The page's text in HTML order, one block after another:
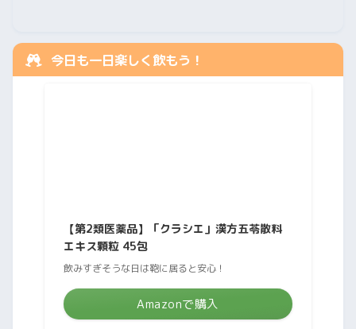
今日も一日楽しく飲もう！
【第2類医薬品】「クラシエ」漢方五苓散料
エキス顆粒 45包
飲みすぎそうな日は鞄に居ると安心！
Amazonで購入